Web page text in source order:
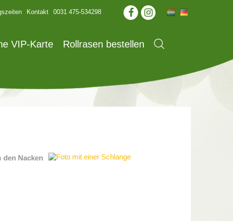
Kontakt 0031 475-534298
VIP-Karte Rollrasen bestellen
den Nacken